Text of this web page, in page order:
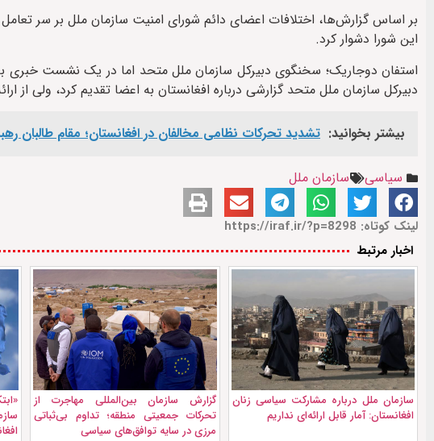
بر اساس گزارش‌ها، اختلافات اعضای دائم شورای امنیت سازمان ملل بر سر
این شورا دشوار کرد.
استفان دوجاریک؛ سخنگوی دبیرکل سازمان ملل متحد اما در یک نشست خبری
دبیرکل سازمان ملل متحد گزارشی درباره افغانستان به اعضا تقدیم کرد، ولی از
بیشتر بخوانید: تشدید تحرکات نظامی مخالفان در افغانستان؛ مقام طالبان
سیاسی سازمان ملل
لینک کوتاه: https://iraf.ir/?p=8298
اخبار مرتبط
سازمان ملل درباره مشارکت سیاسی زنان
افغانستان: آمار قابل ارائه‌ای نداریم
گزارش سازمان بین‌المللی مهاجرت از
تحرکات جمعیتی منطقه؛ تداوم بی‌ثباتی
مرزی در سایه توافق‌های سیاسی